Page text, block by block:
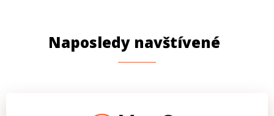
Naposledy navštívené